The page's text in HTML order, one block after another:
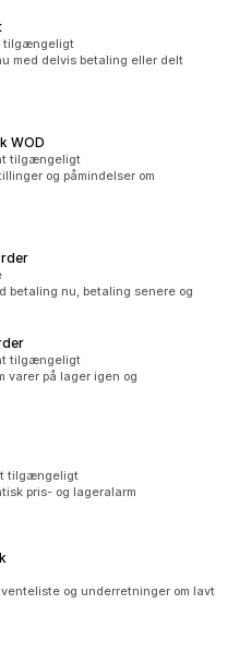
tilgængeligt
med delvis betaling eller delt
WOD
tilgængeligt
og påmindelser om
betaling nu, betaling senere og
tilgængeligt
varer på lager igen og
tilgængeligt
pris- og lageralarm
og underretninger om lavt